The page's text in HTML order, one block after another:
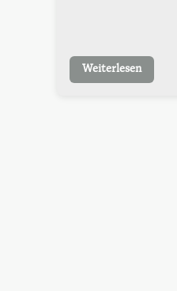
Weiterlesen